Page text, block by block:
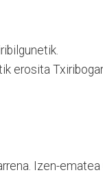
erosita
Izen-